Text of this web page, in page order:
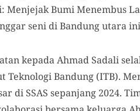
Menjejak Bumi Menembus
seni di Bandung utara
kepada Ahmad Sadali
Teknologi Bandung (ITB).
di SSAS sepanjang 2024.